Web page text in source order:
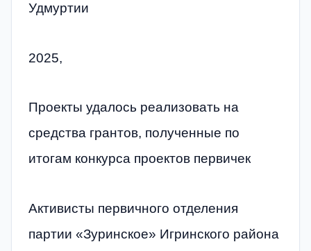
Удмуртии
2025,
Проекты удалось реализовать на
средства грантов, полученные по
итогам конкурса проектов первичек
Активисты первичного отделения
партии «Зуринское» Игринского района